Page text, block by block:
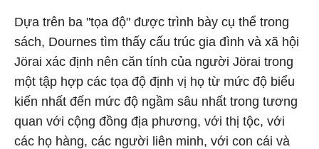
Dựa trên ba "tọa độ" được trình bày cụ thể trong
sách, Dournes tìm thấy cấu trúc gia đình và xã hội
Jörai xác định nên căn tính của người Jörai trong
một tập hợp các tọa độ định vị họ từ mức độ biểu
kiến nhất đến mức độ ngầm sâu nhất trong tương
quan với cộng đồng địa phương, với thị tộc, với
các họ hàng, các người liên minh, với con cái và